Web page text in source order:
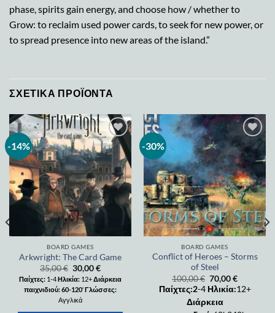
phase, spirits gain energy, and choose how / whether to
Grow: to reclaim used power cards, to seek for new power, or
to spread presence into new areas of the island.”
ΣΧΕΤΙΚΆ ΠΡΟΪΌΝΤΑ
-14%
Add to
wishlist
BOARD GAMES
Arkwright: The Card Game
35,00€ 30,00€
Παίχτες: 1-4Ηλικία: 12+ Διάρκεια
παιχνιδιού: 60-120′Γλώσσες:
Αγγλικά
-30%
Add to
wishlist
BOARD GAMES
Conflict of Heroes – Storms
of Steel
100,00€ 70,00€
Παίχτες:2-4 Ηλικία:12+
Διάρκεια